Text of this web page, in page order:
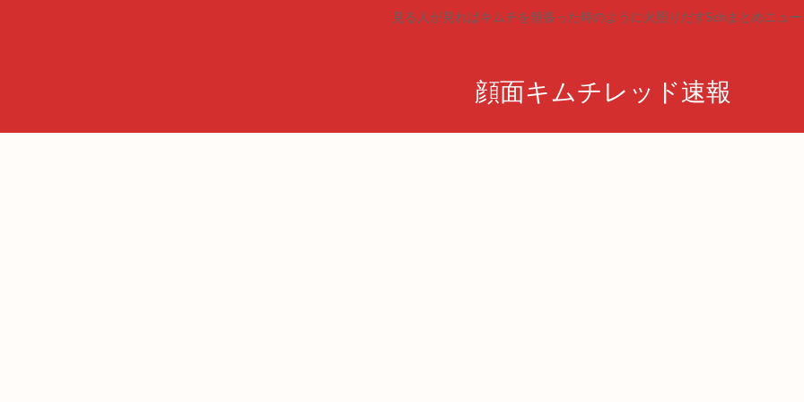
見る人が見ればキムチを頬張った時のように火照りだす5chまとめニュ
顔面キムチレッド速報